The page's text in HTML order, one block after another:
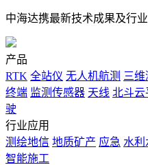
中海达携最新技术成果及行
产品
RTK 全站仪 无人机航测 三
终端 监测传感器 天线 北斗云
驶
行业应用
测绘地信 地质矿产 应急 水利
智能施工